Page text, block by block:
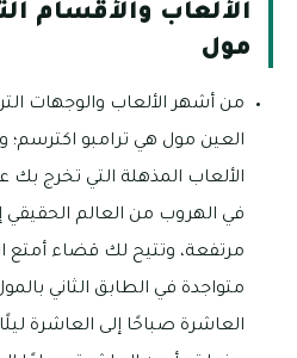
الألعاب والأقسام
مول
من أشهر الألعاب والوجهات
العين مول هي ترامبو
الألعاب المذهلة التي تخرج
في الهروب من العالم الحقيقي
مرتفعة، وتتيح لك قضاء أمتع
متواجدة في الطابق الثاني
العاشرة صباحًا إلى العاشرة